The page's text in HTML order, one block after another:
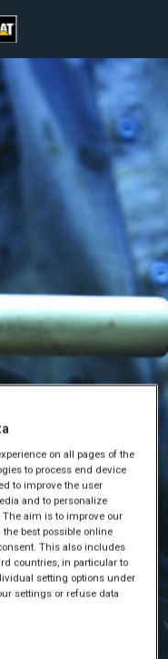
af smøreolie
SOS Online
on all pages of the
to process end device
to improve the user
and to personalize
aim is to improve our
best possible online
This also includes
countries, in particular to
setting options under
settings or refuse data